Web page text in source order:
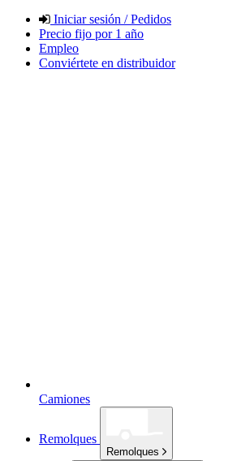
Iniciar sesión / Pedidos
Precio fijo por 1 año
Empleo
Conviértete en distribuidor
Camiones
Remolques
Remolques